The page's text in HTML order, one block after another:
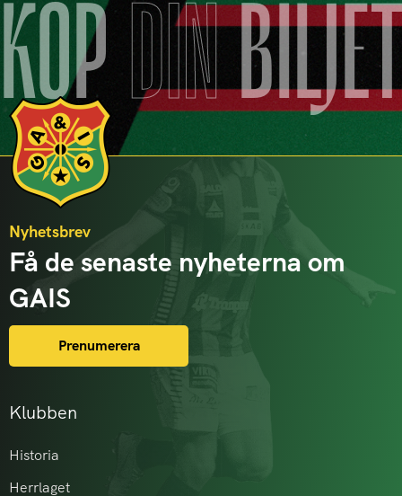
KÖPDIN
Klubben
Historia
Herrlaget
Nyhetsbrev
Få de senaste nyheterna om
GAIS
Prenumerera